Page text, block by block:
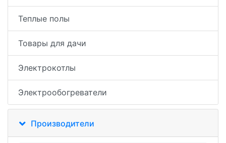
Теплые полы
Товары для дачи
Электрокотлы
Электрообогреватели
Производители